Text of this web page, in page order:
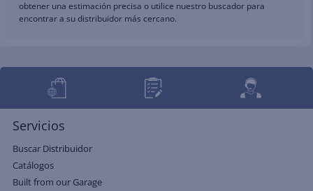
obtener una estimación precisa o utilice nuestro buscador para
encontrar a su distribuidor más cercano.
Servicios
Buscar Distribuidor
Catálogos
Built from our Garage